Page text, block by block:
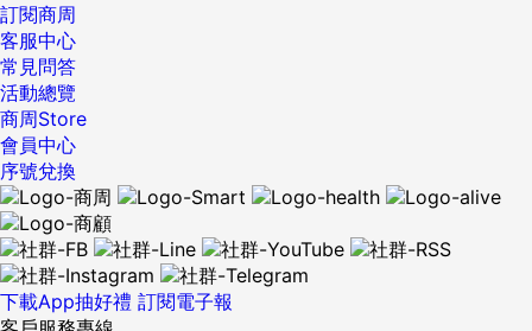
訂閱商周
客服中心
常見問答
活動總覽
商周Store
會員中心
序號兌換
下載App抽好禮 訂閱電子報